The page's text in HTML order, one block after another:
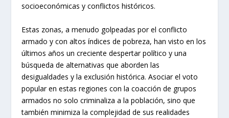
socioeconómicas y conflictos históricos.
Estas zonas, a menudo golpeadas por el conflicto
armado y con altos índices de pobreza, han visto en los
últimos años un creciente despertar político y una
búsqueda de alternativas que aborden las
desigualdades y la exclusión histórica. Asociar el voto
popular en estas regiones con la coacción de grupos
armados no solo criminaliza a la población, sino que
también minimiza la complejidad de sus realidades